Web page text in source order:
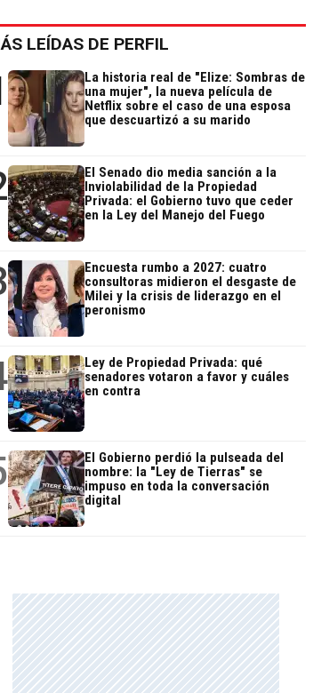
LEÍDAS DE PERFIL
La historia real de "Elize: Sombras de
una mujer", la nueva película de
Netflix sobre el caso de una esposa
que descuartizó a su marido
El Senado dio media sanción a la
Inviolabilidad de la Propiedad
Privada: el Gobierno tuvo que ceder
en la Ley del Manejo del Fuego
Encuesta rumbo a 2027: cuatro
consultoras midieron el desgaste de
Milei y la crisis de liderazgo en el
peronismo
Ley de Propiedad Privada: qué
senadores votaron a favor y cuáles
en contra
El Gobierno perdió la pulseada del
nombre: la "Ley de Tierras" se
impuso en toda la conversación
digital